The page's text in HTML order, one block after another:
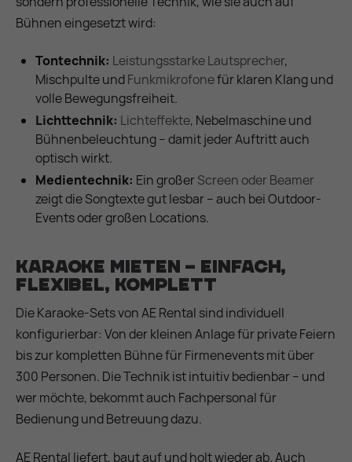
Bühnen eingesetzt wird:
Tontechnik: Leistungsstarke Lautsprecher,
Mischpulte undFunkmikrofonefür klaren Klang und
volle Bewegungsfreiheit.
Lichttechnik: Lichteffekte, Nebelmaschine und
Bühnenbeleuchtung – damit jeder Auftritt auch
optisch wirkt.
Medientechnik: Ein großerScreen oder Beamer
zeigt die Songtexte gut lesbar – auch bei Outdoor-
Events oder großen Locations.
Karaoke mieten – einfach,
flexibel, komplett
Die Karaoke-Sets von AE Rental sind individuell
konfigurierbar: Von der kleinen Anlage für private Feiern
bis zur kompletten Bühne für Firmenevents mit über
300 Personen. Die Technik ist intuitiv bedienbar – und
wer möchte, bekommt auch Fachpersonal für
Bedienung und Betreuung dazu.
AE Rental liefert, baut auf und holt wieder ab. Auch